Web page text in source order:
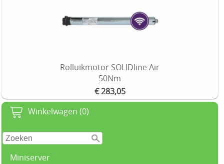
Winkelwagen (0)
Miniserver
Rolluikmotor SOLIDline Air
50Nm
€ 283,05